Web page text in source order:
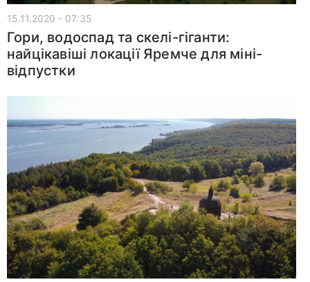
15.11.2020 - 07:35
Гори, водоспад та скелі-гіганти:
найцікавіші локації Яремче для міні-
відпустки